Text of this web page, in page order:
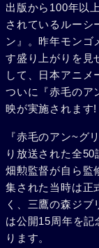
出版から100年以
されているルーシ
ン』。昨年モンゴ
す盛り上がりを見
して、日本アニメ
ついに『赤毛のア
映が実施されます!
『赤毛のアン~グ
り放送された全
畑勲監督が自ら監
集された当時は正
く、三鷹の森ジ
は公開15周年を
ります。